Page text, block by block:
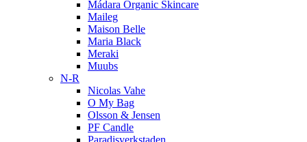
Mádara Organic Skincare
Maileg
Maison Belle
Maria Black
Meraki
Muubs
N-R
Nicolas Vahe
O My Bag
Olsson & Jensen
PF Candle
Paradisverkstaden